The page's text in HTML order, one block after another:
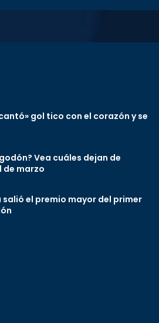
gol tico con el corazón y se
Vea cuáles dejan de
de marzo
salió el premio mayor del primer